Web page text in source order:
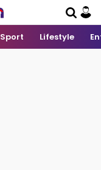
Sport Lifestyle